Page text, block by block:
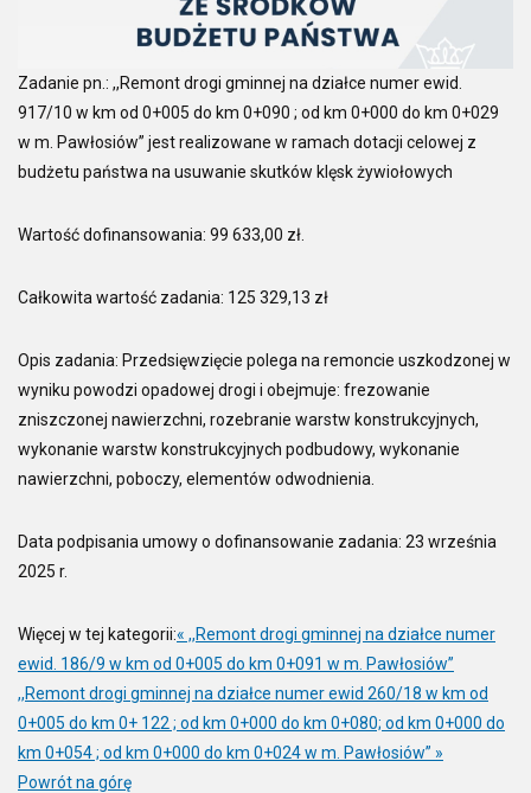
Zadanie pn.: ,,Remont drogi gminnej na działce numer ewid.
917/10 w km od 0+005 do km 0+090 ; od km 0+000 do km 0+029
w m. Pawłosiów” jest realizowane w ramach dotacji celowej z
budżetu państwa na usuwanie skutków klęsk żywiołowych
Wartość dofinansowania: 99 633,00 zł.
Całkowita wartość zadania: 125 329,13 zł
Opis zadania: Przedsięwzięcie polega na remoncie uszkodzonej w
wyniku powodzi opadowej drogi i obejmuje: frezowanie
zniszczonej nawierzchni, rozebranie warstw konstrukcyjnych,
wykonanie warstw konstrukcyjnych podbudowy, wykonanie
nawierzchni, poboczy, elementów odwodnienia.
Data podpisania umowy o dofinansowanie zadania: 23 września
2025 r.
Więcej w tej kategorii:« ,,Remont drogi gminnej na działce numer
ewid. 186/9 w km od 0+005 do km 0+091 w m. Pawłosiów”
,,Remont drogi gminnej na działce numer ewid 260/18 w km od
0+005 do km 0+ 122 ; od km 0+000 do km 0+080; od km 0+000 do
km 0+054 ; od km 0+000 do km 0+024 w m. Pawłosiów” »
Powrót na górę